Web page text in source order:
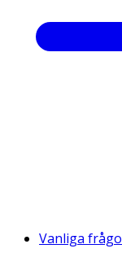
Vanliga